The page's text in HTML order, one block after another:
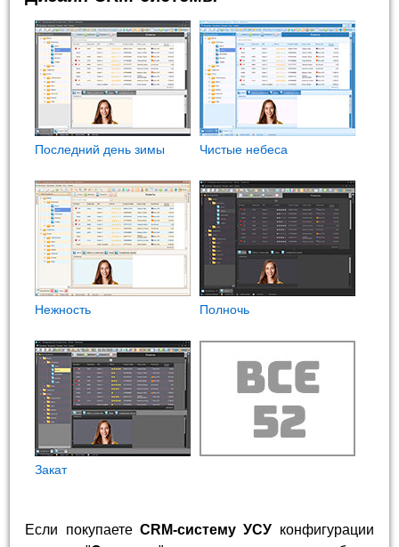
Последний день зимы Чистые небеса
Нежность Полночь
Закат
Если покупаете CRM-систему УСУ конфигурации